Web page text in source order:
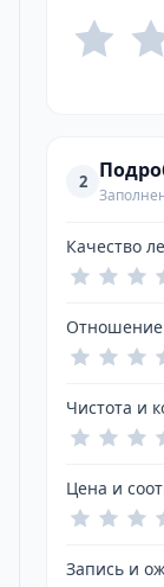
2
Качество
Отношение
Чистота и
Цена и
Запись и